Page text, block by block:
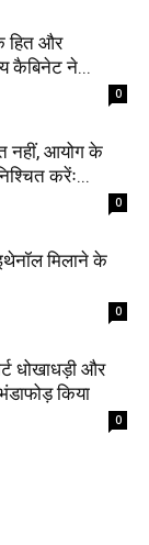
हित और
कैबिनेट ने...
0
नहीं, आयोग के
करेंः...
0
मिलाने के
0
धोखाधड़ी और
किया
0